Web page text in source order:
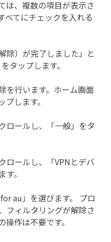
は、複数の項目が表示さ
べてにチェックを入れる
除）が完了しました」と
タップします。
を行います。ホーム画面
します。
ロールし、「一般」をタ
ロールし、「VPNとデバ
。
au」を選びます。 プロ
フィルタリングが解除さ
作は不要です。